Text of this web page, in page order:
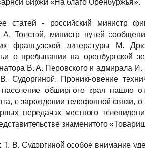
биржи «На благо Оренбуржья».
статей - российский министр
Толстой, министр путей
французской литературы М.
о пребывании на оренбургской
В. А. Перовского и адмирала
Судоргиной. Проникновение
обширного края нашло
о зарождении телефонной связи,
передачах местного
знаменитого
Т. В. Судоргиной особое внимание